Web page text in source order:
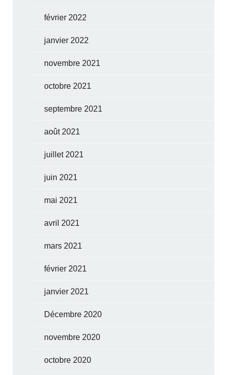
février 2022
janvier 2022
novembre 2021
octobre 2021
septembre 2021
août 2021
juillet 2021
juin 2021
mai 2021
avril 2021
mars 2021
février 2021
janvier 2021
Décembre 2020
novembre 2020
octobre 2020